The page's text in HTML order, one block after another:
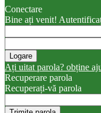
Conectare
Bine ați venit!
Ați uitat parola? obține
Recuperare parola
Recuperați-vă parola